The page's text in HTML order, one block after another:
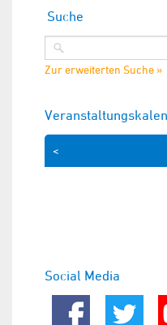
Suche
Zur erweiterten Suche »
<
Social Media